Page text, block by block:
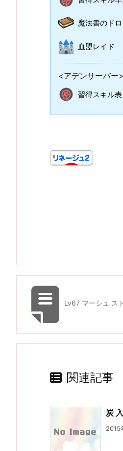
魔法書のド
血盟レイド
<アデンサーバー>
習得スキル
Lv67 マーシュ ス
関連記事
炭
2015